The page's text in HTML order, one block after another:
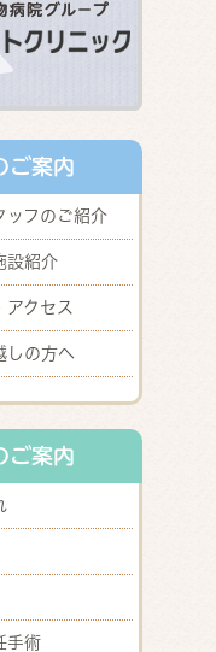
ご案内
ッフのご紹介
設紹介
アクセス
しの方へ
ご案内
手術